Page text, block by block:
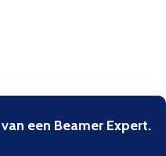
een Beamer Expert.